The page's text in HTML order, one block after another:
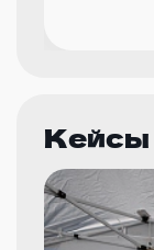
Кейсы